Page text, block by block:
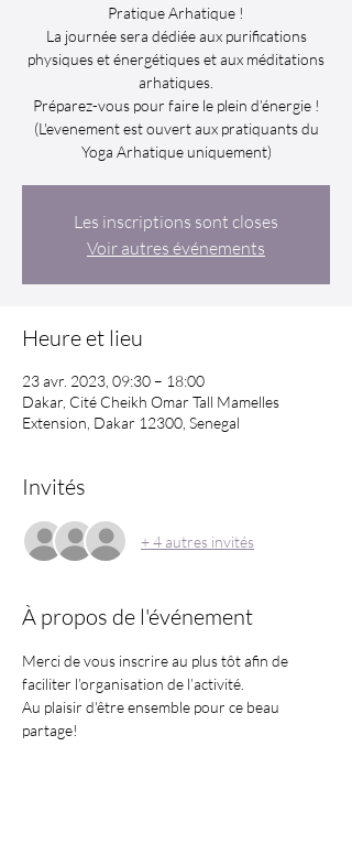
Pratique Arhatique !
La journée sera dédiée aux purifications
physiques et énergétiques et aux méditations
arhatiques.
Préparez-vous pour faire le plein d’énergie !
(L'evenement est ouvert aux pratiquants du
Les inscriptions sont closes
Voir autres événements
Heure et lieu
23 avr. 2023, 09:30 – 18:00
Dakar, Cité Cheikh Omar Tall Mamelles
Extension, Dakar 12300, Senegal
Invités
+ 4 autres invités
À propos de l'événement
Merci de vous inscrire au plus tôt afin de
faciliter l’organisation de l’activité.
Au plaisir d'être ensemble pour ce beau
partage!